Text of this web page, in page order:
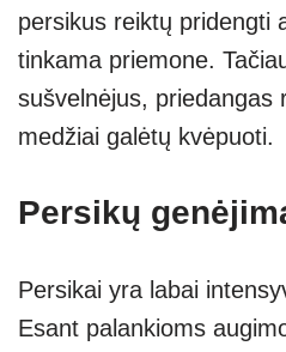
persikus reiktų pridengti
tinkama priemone.
sušvelnėjus, priedangas
medžiai galėtų kvėpuoti.
Persikų
Persikai yra labai
Esant palankioms